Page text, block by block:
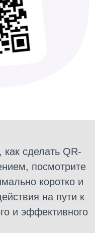
сделать QR-
посмотрите
коротко и
на пути к
и эффективного